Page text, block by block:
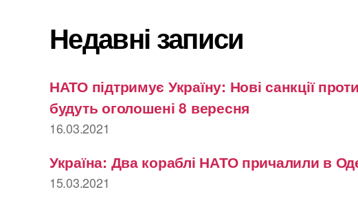
Недавні записи
НАТО підтримує Україну: Нові санкції
будуть оголошені 8 вересня
16.03.2021
Україна: Два кораблі НАТО причалили в
15.03.2021